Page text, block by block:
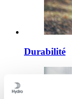
Durabilité